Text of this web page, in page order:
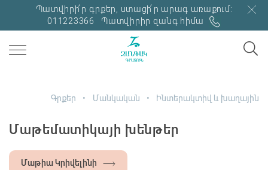
Պատվիրի՛ր գրքեր, ստացի՛ր արագ առաքում:
011223366
Պատվիրիր զանգ հիմա
Գրքեր Մանկական Ինտերակտիվ և խաղային
Մաթեմատիկայի խենթեր
Մաթիա Կրիվելինի